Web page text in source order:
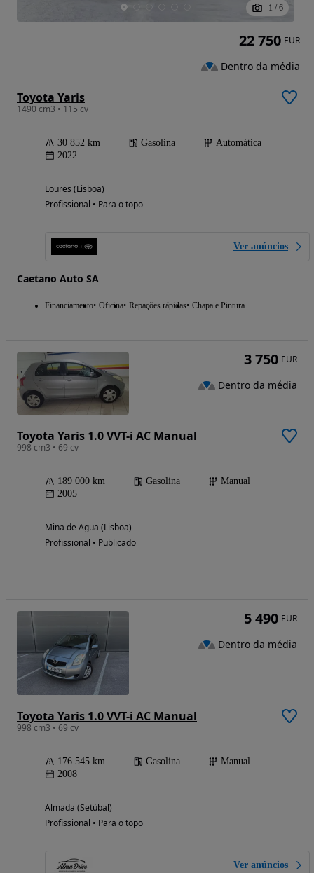
1 / 6
Toyota Yaris
1490 cm3 • 115 cv
30 852 km Gasolina
Automática
2022
Loures (Lisboa)
Profissional • Para o topo
Ver anúncios
Caetano Auto SA
Financiamento Oficina Repações rápidas Chapa e Pintura
22 750 EUR
Dentro da média
Toyota Yaris 1.0 VVT-i AC Manual
998 cm3 • 69 cv
189 000 km Gasolina
Manual
2005
Mina de Água (Lisboa)
Profissional • Publicado
3 750 EUR
Dentro da média
Toyota Yaris 1.0 VVT-i AC Manual
998 cm3 • 69 cv
176 545 km Gasolina
Manual
2008
Almada (Setúbal)
Profissional • Para o topo
Ver anúncios
5 490 EUR
Dentro da média